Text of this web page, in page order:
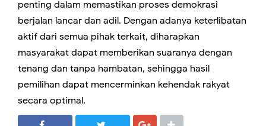
penting dalam memastikan proses demokrasi
berjalan lancar dan adil. Dengan adanya keterlibatan
aktif dari semua pihak terkait, diharapkan
masyarakat dapat memberikan suaranya dengan
tenang dan tanpa hambatan, sehingga hasil
pemilihan dapat mencerminkan kehendak rakyat
secara optimal.